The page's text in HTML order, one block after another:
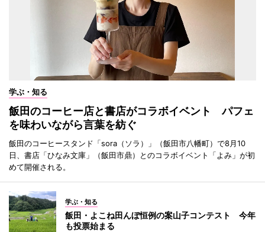
学ぶ・知る
飯田のコーヒー店と書店がコラボイベント パフェ
を味わいながら言葉を紡ぐ
飯田のコーヒースタンド「sora（ソラ）」（飯田市八幡町）で8月10
日、書店「ひなみ文庫」（飯田市鼎）とのコラボイベント「よみ」が初
めて開催される。
学ぶ・知る
飯田・よこね田んぼ恒例の案山子コンテスト 今年
も投票始まる